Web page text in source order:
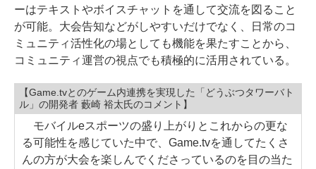
ーはテキストやボイスチャットを通して交流を図ること
が可能。大会告知などがしやすいだけでなく、日常のコ
ミュニティ活性化の場としても機能を果たすことから、
コミュニティ運営の視点でも積極的に活用されている。
【Game.tvとのゲーム内連携を実現した「どうぶつタワーバト
ル」の開発者 藪崎 裕太氏のコメント】
モバイルeスポーツの盛り上がりとこれからの更な
る可能性を感じていた中で、Game.tvを通してたくさ
んの方が大会を楽しんでくださっているのを目の当た